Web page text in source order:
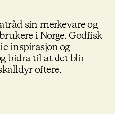
sin merkevare og
i Norge. Godfisk
inspirasjon og
bidra til at det blir
oftere.